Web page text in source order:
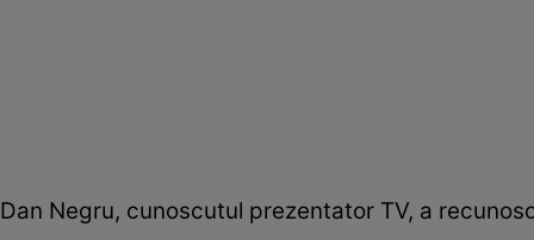
Dan Negru, cunoscutul prezentator TV, a